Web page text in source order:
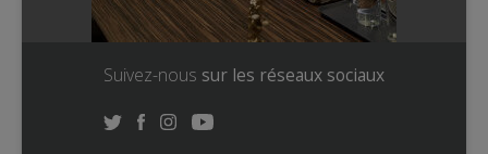
Suivez-nous sur les réseaux sociaux